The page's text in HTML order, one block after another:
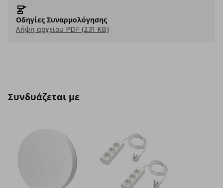
Οδηγίες Συναρμολόγησης
Λήψη αρχείου PDF (231 KB)
Συνδυάζεται με